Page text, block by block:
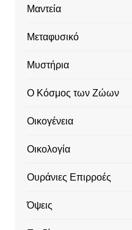
Μαντεία
Μεταφυσικό
Μυστήρια
Ο Κόσμος των Ζώων
Οικογένεια
Οικολογία
Ουράνιες Επιρροές
Όψεις